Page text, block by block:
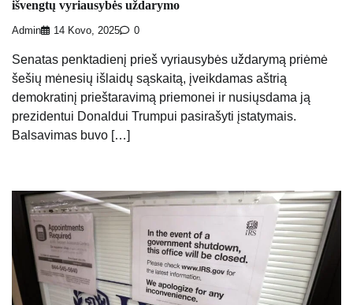
išvengtų vyriausybės uždarymo
Admin 14 Kovo, 2025 0
Senatas penktadienį prieš vyriausybės uždarymą priėmė
šešių mėnesių išlaidų sąskaitą, įveikdamas aštrią
demokratinį prieštaravimą priemonei ir nusiųsdama ją
prezidentui Donaldui Trumpui pasirašyti įstatymais.
Balsavimas buvo […]